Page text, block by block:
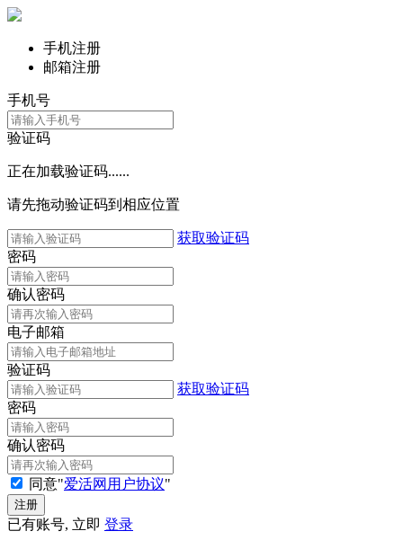
手机注册
邮箱注册
手机号
验证码
正在加载验证码......
请先拖动验证码到相应位置
获取验证码
密码
确认密码
电子邮箱
验证码
获取验证码
密码
确认密码
同意"爱活网用户协议"
已有账号, 立即 登录